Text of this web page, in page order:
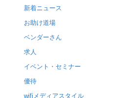
新着ニュース
お助け道場
ベンダーさん
求人
イベント・セミナー
優待
wifiメディアスタイル